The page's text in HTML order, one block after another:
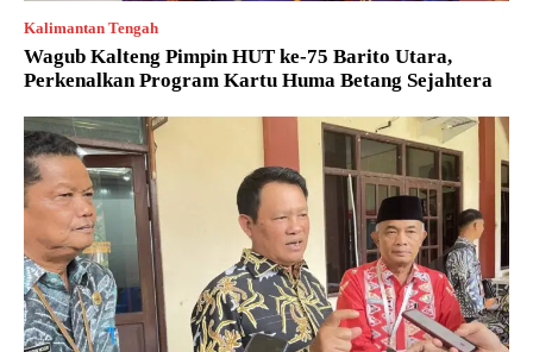
Kalimantan Tengah
Wagub Kalteng Pimpin HUT ke-75 Barito Utara,
Perkenalkan Program Kartu Huma Betang Sejahtera